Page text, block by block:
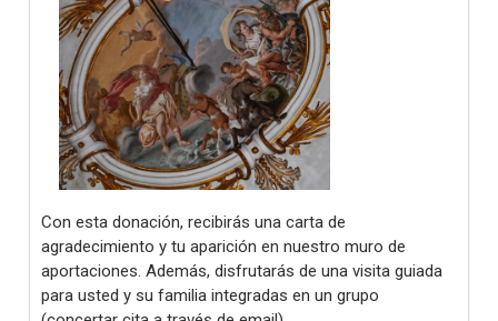
Con esta donación, recibirás una carta de
agradecimiento y tu aparición en nuestro muro de
aportaciones. Además, disfrutarás de una visita guiada
para usted y su familia integradas en un grupo